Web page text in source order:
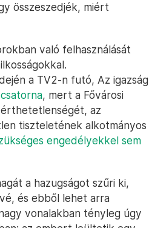
összeszedjék, miért
való felhasználását
a TV2-n futó, Az igazság
, mert a Fővárosi
az
tiszteletének alkotmányos
engedélyekkel sem
a hazugságot szűri ki,
és ebből lehet arra
vonalakban tényleg úgy